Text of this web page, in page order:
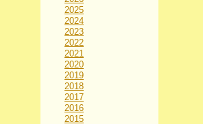
2025
2024
2023
2022
2021
2020
2019
2018
2017
2016
2015